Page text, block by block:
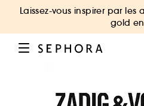
Laissez-vous inspirer par
gold